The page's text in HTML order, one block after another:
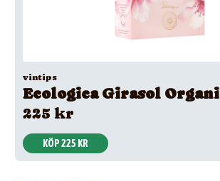
vintips
Ecologica Girasol
225 kr
KÖP 225 KR